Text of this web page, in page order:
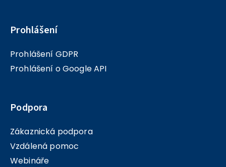
Prohlášení
Prohlášení GDPR
Prohlášení o Google API
Podpora
Zákaznická podpora
Vzdálená pomoc
Webináře